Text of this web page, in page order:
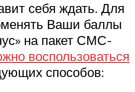
себя ждать. Для
Ваши баллы
на пакет СМС-
воспользоваться
способов: